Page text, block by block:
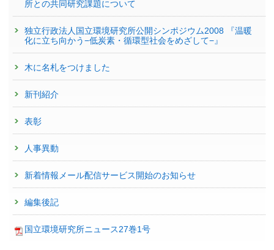
所との共同研究課題について
独立行政法人国立環境研究所公開シンポジウム2008 『温暖
化に立ち向かう−低炭素・循環型社会をめざして−』
木に名札をつけました
新刊紹介
表彰
人事異動
新着情報メール配信サービス開始のお知らせ
編集後記
国立環境研究所ニュース27巻1号